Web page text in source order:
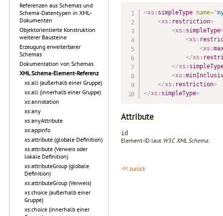
Referenzen aus Schemas und
Schema-Datentypen in XML-
Dokumenten
Objektorientierte Konstruktion
weiterer Bausteine
Erzeugung erweiterbarer
Schemas
Dokumentation von Schemas
XML Schema-Element-Referenz
xs:all (außerhalb einer Gruppe)
xs:all (innerhalb einer Gruppe)
xs:annotation
xs:any
xs:anyAttribute
xs:appinfo
xs:attribute (globale Definition)
xs:attribute (Verweis oder
lokale Definition)
xs:attributeGroup (globale
Definition)
xs:attributeGroup (Verweis)
xs:choice (außerhalb einer
Gruppe)
xs:choice (innerhalb einer
<xs: simpleType name="
<xs: restriction>
<xs: simpleType
<xs:
<xs:
</xs:
</xs:
<xs:
</xs: restriction>
</xs: simpleType>
Attribute
id
Element-ID laut W3C XML Schema.
<< zurück